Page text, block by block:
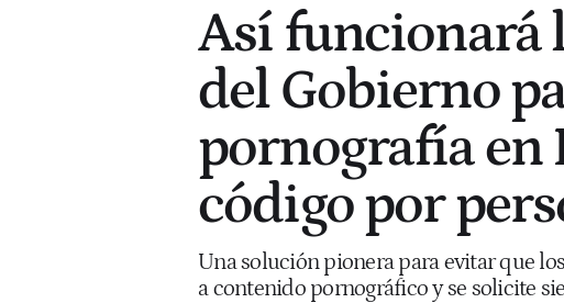
Así funcionará
del Gobierno
pornografía en
código por
Una solución pionera para evitar que
a contenido pornográfico y se solicite